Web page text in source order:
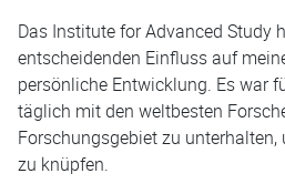
Das Institute for Advanced Study
entscheidenden Einfluss auf
persönliche Entwicklung. Es war
täglich mit den weltbesten
Forschungsgebiet zu
zu knüpfen.